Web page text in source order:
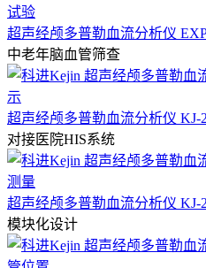
超声经颅多普勒血流分析仪
中老年脑血管筛查
超声经颅多普勒血流分析仪 KJ-
对接医院HIS系统
超声经颅多普勒血流分析仪 KJ-
模块化设计